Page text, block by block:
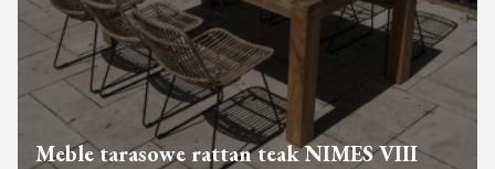
Meble tarasowe rattan teak NIMES VIII